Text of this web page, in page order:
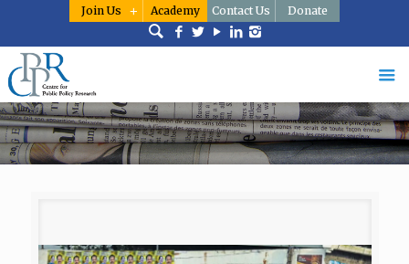
Join Us Academy Contact Us Donate